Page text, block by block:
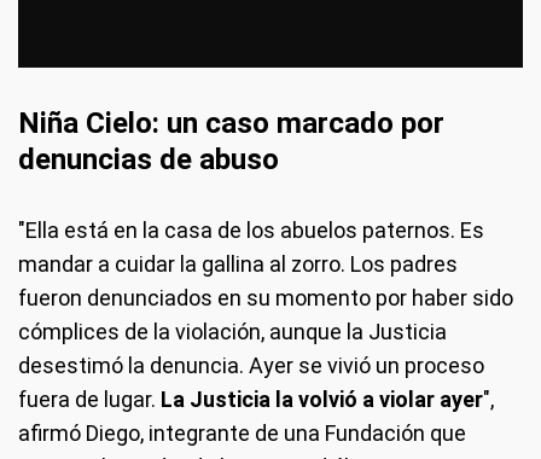
Niña Cielo: un caso marcado por
denuncias de abuso
"Ella está en la casa de los abuelos paternos. Es
mandar a cuidar la gallina al zorro. Los padres
fueron denunciados en su momento por haber sido
cómplices de la violación, aunque la Justicia
desestimó la denuncia. Ayer se vivió un proceso
fuera de lugar. La Justicia la volvió a violar ayer",
afirmó Diego, integrante de una Fundación que